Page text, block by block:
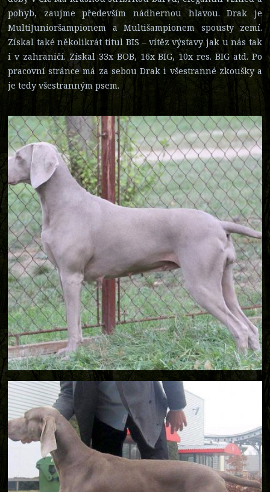
pohyb, zaujme především nádhernou hlavou. Drak je
MultiJunioršampionem a Multišampionem spousty zemí.
Získal také několikrát titul BIS – vítěz výstavy jak u nás tak
i v zahraničí. Získal 33x BOB, 16x BIG, 10x res. BIG atd. Po
pracovní stránce má za sebou Drak i všestranné zkoušky a
je tedy všestranným psem.